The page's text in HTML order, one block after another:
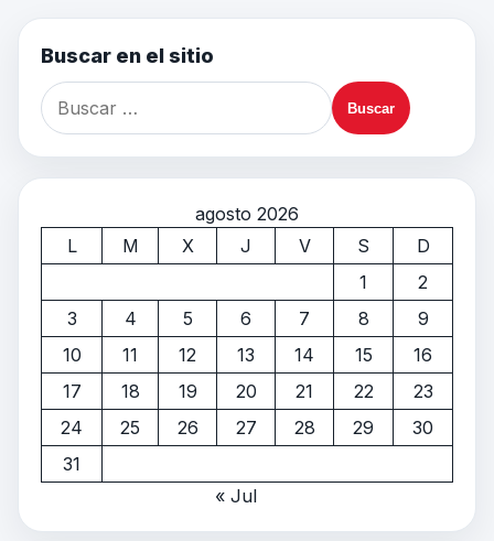
Buscar en el sitio
agosto 2026
L
M X J V S
D
1
2
3
4 5 6 7 8
9
10
11 12 13 14 15
16
17
18 19 20 21 22
23
24
25 26 27 28 29
30
31
« Jul